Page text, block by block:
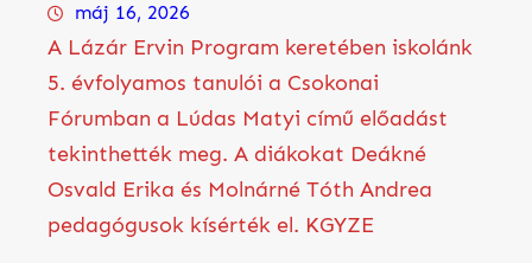
máj 16, 2026
A Lázár Ervin Program keretében iskolánk
5. évfolyamos tanulói a Csokonai
Fórumban a Lúdas Matyi című előadást
tekinthették meg. A diákokat Deákné
Osvald Erika és Molnárné Tóth Andrea
pedagógusok kísérték el. KGYZE